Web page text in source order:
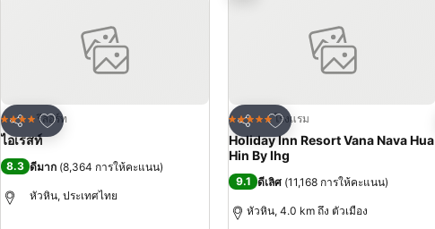
แชร์
เพิ่มในรายการโปรด
4 ดาว รีสอร์ท
ไอเรสท์
8.3 ดีมาก (8,364 การให้คะแนน)
หัวหิน, ประเทศไทย
แชร์
เพิ่มในรายการโปรด
5 ดาว โรงแรม
Holiday Inn Resort Vana Nava Hua
Hin By Ihg
9.1 ดีเลิศ (11,168 การให้คะแนน)
หัวหิน, 4.0 km ถึง ตัวเมือง